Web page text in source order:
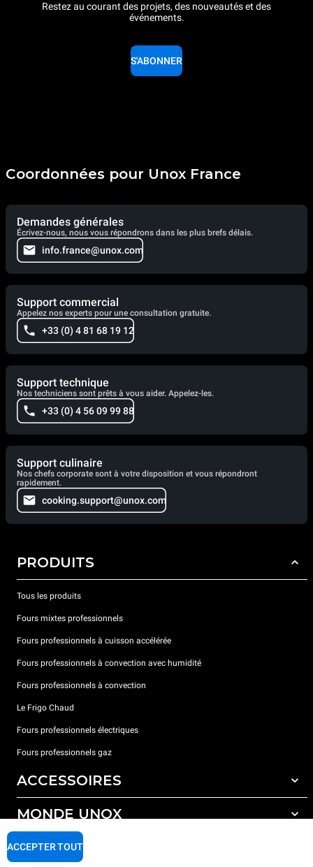
Restez au courant des projets, des nouveautés et des
événements.
S'ABONNER
Coordonnées pour Unox France
Demandes générales
Écrivez-nous, nous vous répondrons dans les plus brefs délais.
info.france@unox.com
Support commercial
Appelez nos experts pour une consultation gratuite.
+33 (0) 4 81 68 19 12
Support technique
Nos techniciens sont prêts à vous aider. Appelez-les.
+33 (0) 4 56 09 99 88
Support culinaire
Nos chefs corporate sont à votre disposition et vous répondront
rapidement.
cooking.support@unox.com
PRODUITS
Tous les produits
Fours mixtes professionnels
Fours professionnels à cuisson accélérée
Fours professionnels à convection avec humidité
Fours professionnels à convection
Le Frigo Chaud
Fours professionnels électriques
Fours professionnels gaz
ACCESSOIRES
Tous les accessoires
Détergents pour lavage automatique
Détergents pour lavage manuel
MONDE UNOX
Nos bureaux dans le monde
SUPPORT
ACCEPTER TOUT